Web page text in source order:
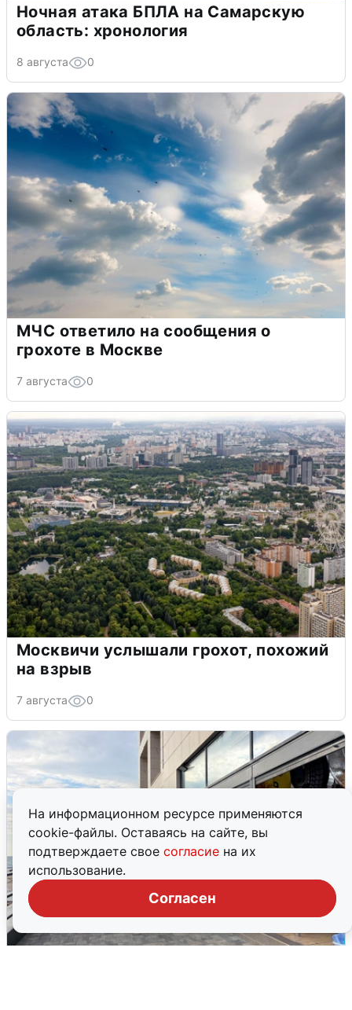
На информационном ресурсе применяются
cookie-файлы. Оставаясь на сайте, вы
подтверждаете свое согласие на их
использование.
Согласен
Ночная атака БПЛА на Самарскую
область: хронология
8 августа 0
МЧС ответило на сообщения о
грохоте в Москве
7 августа 0
Москвичи услышали грохот, похожий
на взрыв
7 августа 0